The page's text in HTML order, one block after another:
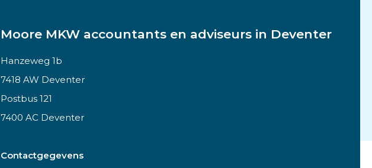
Moore MKW accountants en adviseurs in Deventer
Hanzeweg 1b
7418 AW Deventer
Postbus 121
7400 AC Deventer
Contactgegevens